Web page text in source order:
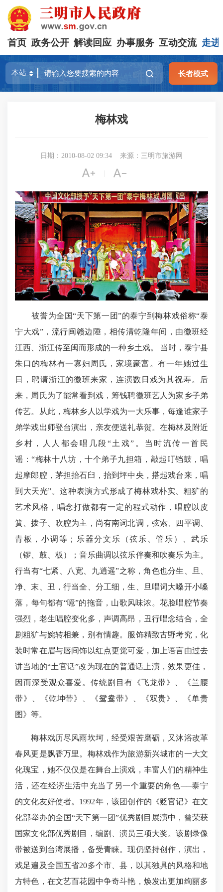
首页 政务公开 解读回应 办事服务 互动交流 走进
长者模式
梅林戏
日期：2010-08-02 09:34 来源：三明市旅游网
 
被誉为全国“天下第一团”的泰宁到梅林戏俗称“泰
宁大戏”，流行闽赣边陲，相传清乾隆年间，由徽班经
江西、浙江传至闽而形成的一种乡土戏。 当时，泰宁县
朱口的梅林有一寡妇周氏，家境豪富。有一年她过生
日，聘请浙江的徽班来家，连演数日戏为其祝寿。后
来，周氏为了能常看到戏，筹钱聘徽班艺人为家乡子弟
传艺。从此，梅林乡人以学戏为一大乐事，每逢谁家子
弟学戏出师登台演出，亲友便送礼恭贺。在梅林及附近
乡村，人人都会唱几段“土戏”。当时流传一首民
谣：“梅林十八坊，十个弟子九担箱，敲起叮铛鼓，唱
起摩郎腔，茅担抬石臼，抬到坪中央，搭起戏台来，唱
到大天光”。这种表演方式形成了梅林戏朴实、粗犷的
艺术风格，唱念打做都有一定的程式动作，唱腔以皮
簧、拨子、吹腔为主，尚有南词北调，弦索、四平调、
青板，小调等；乐器分文乐（弦乐、管乐）、武乐
（锣、鼓、板）；音乐曲调以弦乐伴奏和吹奏乐为主。
行当有“七紧、八宽、九逍遥”之称，角色也分生、旦、
净、末、丑，行当全、分工细，生、旦唱词大嗓开小嗓
落，每句都有“噫”的拖音，山歌风味浓。花脸唱腔节奏
强烈，老生唱腔变化多，声调高昂，丑行唱念结合，全
剧粗犷与婉转相兼，别有情趣。服饰精致古野考究，化
装时常在眉与唇间饰以红点更觉可爱，加上语言由过去
讲当地的“土官话”改为现在的普通话上演，效果更佳，
因而深受观众喜爱。传统剧目有《飞龙带》、《兰腰
带》、《乾坤带》、《鸳鸯带》、《双贵》、《单贵
图》等。
梅林戏历尽风雨坎坷，经受艰苦磨砺，又沐浴改革
春风更是飘香万里。梅林戏作为旅游新兴城市的一大文
化瑰宝，她不仅仅是在舞台上演戏，丰富人们的精神生
活，还在经济生活中充当了另一个重要的角色──泰宁
的文化友好使者。1992年，该团创作的《贬官记》在文
化部举办的全国“天下第一团”优秀剧目展演中，曾荣获
国家文化部优秀剧目，编剧、演员三项大奖。该剧录像
带被送到台湾展播，备受青睐。现仍坚持创作，演出，
戏足遍及全国五省20多个市、县，以其独具的风格和地
方特色，在文艺百花园中争奇斗艳，焕发出更加绚丽多